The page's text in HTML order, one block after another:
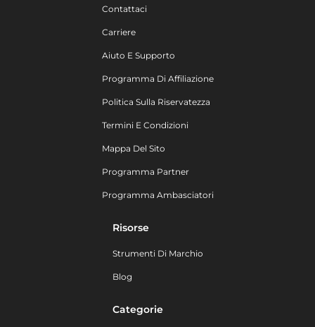
Contattaci
Carriere
Aiuto E Supporto
Programma Di Affiliazione
Politica Sulla Riservatezza
Termini E Condizioni
Mappa Del Sito
Programma Partner
Programma Ambasciatori
Risorse
Strumenti Di Marchio
Blog
Categorie